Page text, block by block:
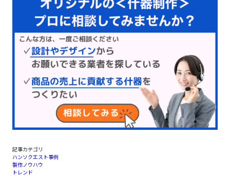
記事カテゴリ
ハンソクエスト事例
製作ノウハウ
トレンド